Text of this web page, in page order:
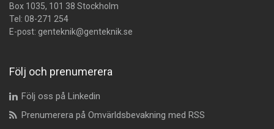
Box 1035, 101 38 Stockholm
Tel: 08-271 254
E-post: genteknik@genteknik.se
Följ och prenumerera
Följ oss på Linkedin
Prenumerera på Omvärldsbevakning med RSS